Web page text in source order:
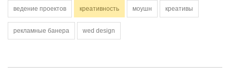
ведение проектов креативность моушн креативы
рекламные банера wed design